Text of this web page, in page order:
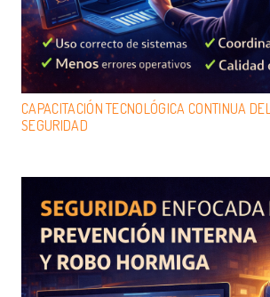
CAPACITACIÓN TECNOLÓGICA CONTINUA
SEGURIDAD